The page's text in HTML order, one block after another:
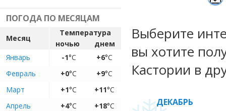
ПОГОДА ПО МЕСЯЦАМ
Месяц
Температура
ночью
днем
Январь
-1°C +6°C
Февраль
+0°C +9°C
Март
+1°C +11°C
Апрель
+4°C +18°C
Выберите
вы хотите
Кастории в
ДЕКАБРЬ